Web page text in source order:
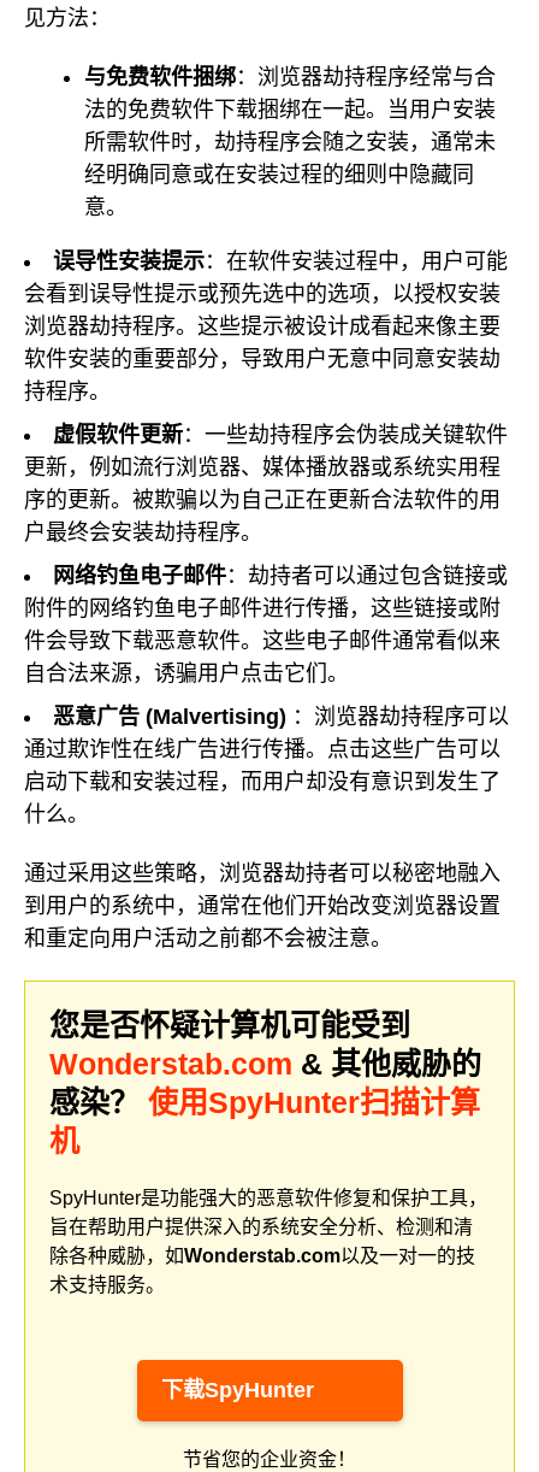
见方法：
与免费软件捆绑：浏览器劫持程序经常与合
法的免费软件下载捆绑在一起。当用户安装
所需软件时，劫持程序会随之安装，通常未
经明确同意或在安装过程的细则中隐藏同
意。
误导性安装提示：在软件安装过程中，用户可能
会看到误导性提示或预先选中的选项，以授权安装
浏览器劫持程序。这些提示被设计成看起来像主要
软件安装的重要部分，导致用户无意中同意安装劫
持程序。
虚假软件更新：一些劫持程序会伪装成关键软件
更新，例如流行浏览器、媒体播放器或系统实用程
序的更新。被欺骗以为自己正在更新合法软件的用
户最终会安装劫持程序。
网络钓鱼电子邮件：劫持者可以通过包含链接或
附件的网络钓鱼电子邮件进行传播，这些链接或附
件会导致下载恶意软件。这些电子邮件通常看似来
自合法来源，诱骗用户点击它们。
恶意广告 (Malvertising) ：浏览器劫持程序可以
通过欺诈性在线广告进行传播。点击这些广告可以
启动下载和安装过程，而用户却没有意识到发生了
什么。
通过采用这些策略，浏览器劫持者可以秘密地融入
到用户的系统中，通常在他们开始改变浏览器设置
和重定向用户活动之前都不会被注意。
您是否怀疑计算机可能受到
Wonderstab.com & 其他威胁的
感染？ 使用SpyHunter扫描计算
机
SpyHunter是功能强大的恶意软件修复和保护工具，
旨在帮助用户提供深入的系统安全分析、检测和清
除各种威胁，如Wonderstab.com以及一对一的技
术支持服务。
下载SpyHunter
节省您的企业资金！